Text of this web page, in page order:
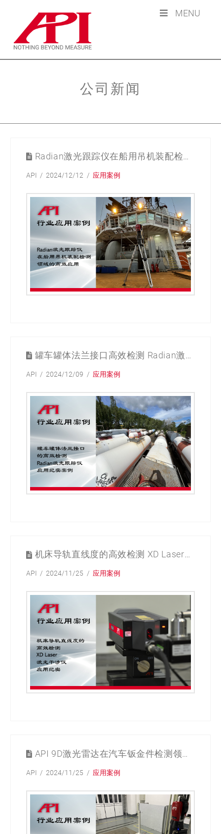
MENU
公司新闻
Radian激光跟踪仪在船用吊机装配检测领域的应用
API 2024/12/12 应用案例
罐车罐体法兰接口高效检测 Radian激光跟踪仪应用纪实案例
API 2024/12/09 应用案例
机床导轨直线度的高效检测 XD Laser激光干涉仪应用纪实案例
API 2024/11/25 应用案例
API 9D激光雷达在汽车钣金件检测领域的高效应用
API 2024/11/25 应用案例